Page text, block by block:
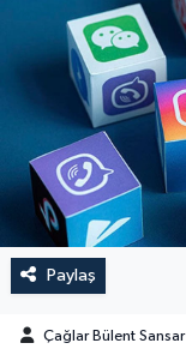
Paylaş
Çağlar Bülent Sansar